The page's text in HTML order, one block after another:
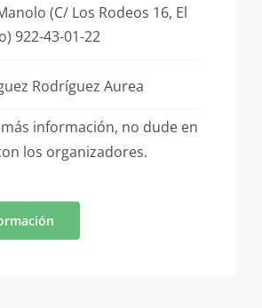
(C/ Los Rodeos 16, El
922-43-01-22
Rodríguez Aurea
información, no dude en
los organizadores.